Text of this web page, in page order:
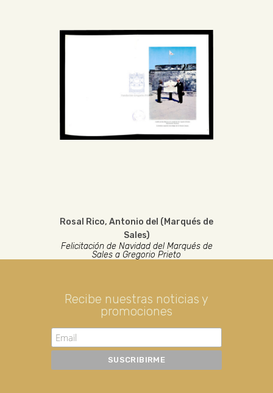
Rosal Rico, Antonio del (Marqués de
Sales)
Felicitación de Navidad del Marqués de
Sales a Gregorio Prieto
Recibe nuestras noticias y
promociones